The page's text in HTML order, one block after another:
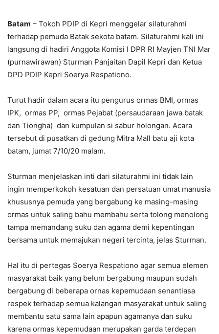
Batam – Tokoh PDIP di Kepri menggelar silaturahmi
terhadap pemuda Batak sekota batam. Silaturahmi kali ini
langsung di hadiri Anggota Komisi I DPR RI Mayjen TNI Mar
(purnawirawan) Sturman Panjaitan Dapil Kepri dan Ketua
DPD PDIP Kepri Soerya Respationo.
Turut hadir dalam acara itu pengurus ormas BMI, ormas
IPK, ormas PP, ormas Pejabat (persaudaraan jawa batak
dan Tiongha) dan kumpulan si sabur holongan. Acara
tersebut di pusatkan di gedung Mitra Mall batu aji kota
batam, jumat 7/10/20 malam.
Sturman menjelaskan inti dari silaturahmi ini tidak lain
ingin memperkokoh kesatuan dan persatuan umat manusia
khususnya pemuda yang bergabung ke masing-masing
ormas untuk saling bahu membahu serta tolong menolong
tampa memandang suku dan agama demi kepentingan
bersama untuk memajukan negeri tercinta, jelas Sturman.
Hal itu di pertegas Soerya Respationo agar semua elemen
masyarakat baik yang belum bergabung maupun sudah
bergabung di beberapa ornas kepemudaan senantiasa
respek terhadap semua kalangan masyarakat untuk saling
membantu satu sama lain apapun agamanya dan suku
karena ormas kepemudaan merupakan garda terdepan